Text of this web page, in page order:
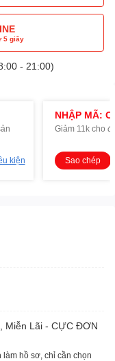
5 giây
- 21:00)
kiện
NHẬP MÃ:
Giảm 11k cho
Sao chép
Miễn Lãi - CỰC ĐƠN
hồ sơ, chỉ cần chọn